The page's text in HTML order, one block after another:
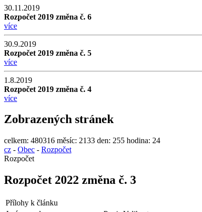
30.11.2019
Rozpočet 2019 změna č. 6
více
30.9.2019
Rozpočet 2019 změna č. 5
více
1.8.2019
Rozpočet 2019 změna č. 4
více
Zobrazených stránek
celkem: 480316 měsíc: 2133 den: 255 hodina: 24
cz - Obec - Rozpočet
Rozpočet
Rozpočet 2022 změna č. 3
Přílohy k článku